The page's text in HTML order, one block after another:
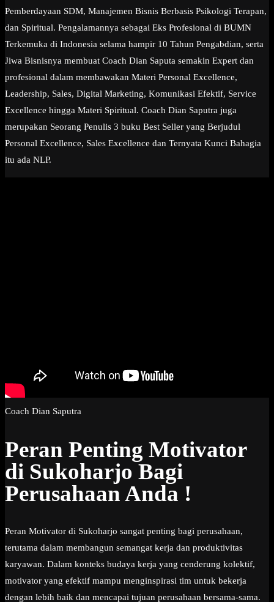
Pemberdayaan SDM, Manajemen Bisnis Berbasis Psikologi Terapan,
dan Spiritual. Pengalamannya sebagai Eks Profesional di BUMN
Terkemuka di Indonesia selama hampir 10 Tahun Pengabdian, serta
Jiwa Bisnisnya membuat Coach Dian Saputa semakin Expert dan
profesional dalam membawakan Materi Personal Excellence,
Leadership, Sales, Digital Marketing, Komunikasi Efektif, Service
Excellence hingga Materi Spiritual. Coach Dian Saputra juga
merupakan Seorang Penulis 3 buku Best Seller yang Berjudul
Personal Excellence, Sales Excellence dan Ternyata Kunci Bahagia
itu ada NLP.
Coach Dian Saputra
Peran Penting Motivator
di Sukoharjo Bagi
Perusahaan Anda !
Peran Motivator di Sukoharjo sangat penting bagi perusahaan,
terutama dalam membangun semangat kerja dan produktivitas
karyawan. Dalam konteks budaya kerja yang cenderung kolektif,
motivator yang efektif mampu menginspirasi tim untuk bekerja
dengan lebih baik dan mencapai tujuan perusahaan bersama-sama.